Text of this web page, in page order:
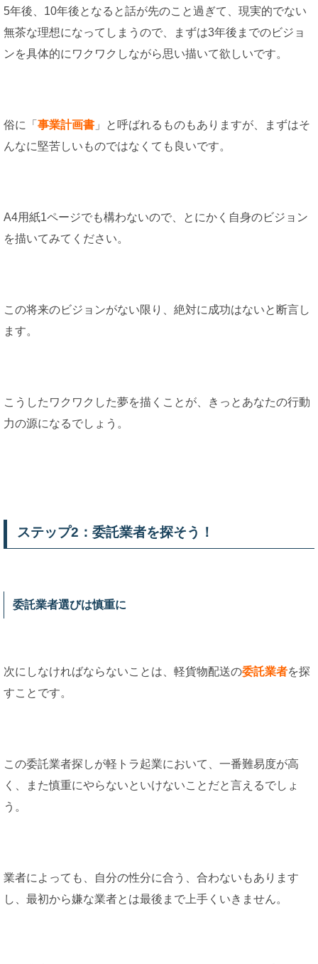
5年後、10年後となると話が先のこと過ぎて、現実的でない
無茶な理想になってしまうので、まずは3年後までのビジョ
ンを具体的にワクワクしながら思い描いて欲しいです。
俗に「 事業計画書 」と呼ばれるものもありますが、まずはそ
んなに堅苦しいものではなくても良いです。
A4用紙1ページでも構わないので、とにかく自身のビジョン
を描いてみてください。
この将来のビジョンがない限り、絶対に成功はないと断言し
ます。
こうしたワクワクした夢を描くことが、きっとあなたの行動
力の源になるでしょう。
ステップ2：委託業者を探そう！
委託業者選びは慎重に
次にしなければならないことは、軽貨物配送の委託業者を探
すことです。
この委託業者探しが軽トラ起業において、一番難易度が高
く、また慎重にやらないといけないことだと言えるでしょ
う。
業者によっても、自分の性分に合う、合わないもあります
し、最初から嫌な業者とは最後まで上手くいきません。